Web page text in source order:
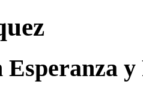
Esperanza